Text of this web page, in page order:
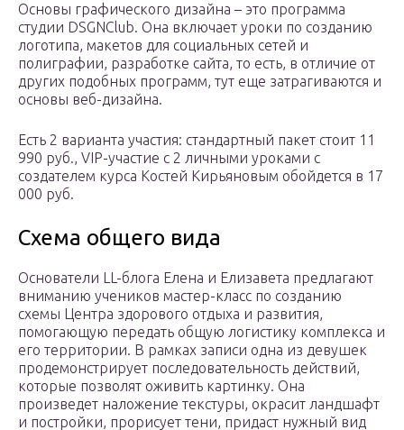
Основы графического дизайна – это программа
студии DSGNClub. Она включает уроки по созданию
логотипа, макетов для социальных сетей и
полиграфии, разработке сайта, то есть, в отличие от
других подобных программ, тут еще затрагиваются и
основы веб-дизайна.
Есть 2 варианта участия: стандартный пакет стоит 11
990 руб., VIP-участие с 2 личными уроками с
создателем курса Костей Кирьяновым обойдется в 17
000 руб.
Схема общего вида
Основатели LL-блога Елена и Елизавета предлагают
вниманию учеников мастер-класс по созданию
схемы Центра здорового отдыха и развития,
помогающую передать общую логистику комплекса и
его территории. В рамках записи одна из девушек
продемонстрирует последовательность действий,
которые позволят оживить картинку. Она
произведет наложение текстуры, окрасит ландшафт
и постройки, прорисует тени, придаст нужный вид